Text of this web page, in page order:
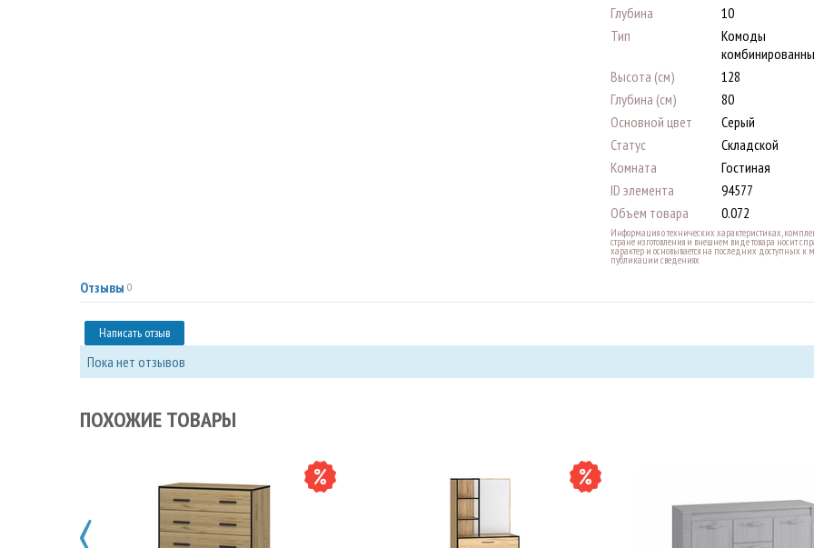
Глубина
10
Тип
Комоды
Высота (см)
128
Глубина (см)
80
Основной цвет
Серый
Статус
Складской
Комната
Гостиная
ID элемента
94577
Объем товара
0.072
Информация о технических характеристиках,
стране изготовления и внешнем виде товара носит
характер и основывается на последних доступных к
публикации сведениях
Отзывы 0
Написать отзыв
Пока нет отзывов
ПОХОЖИЕ ТОВАРЫ